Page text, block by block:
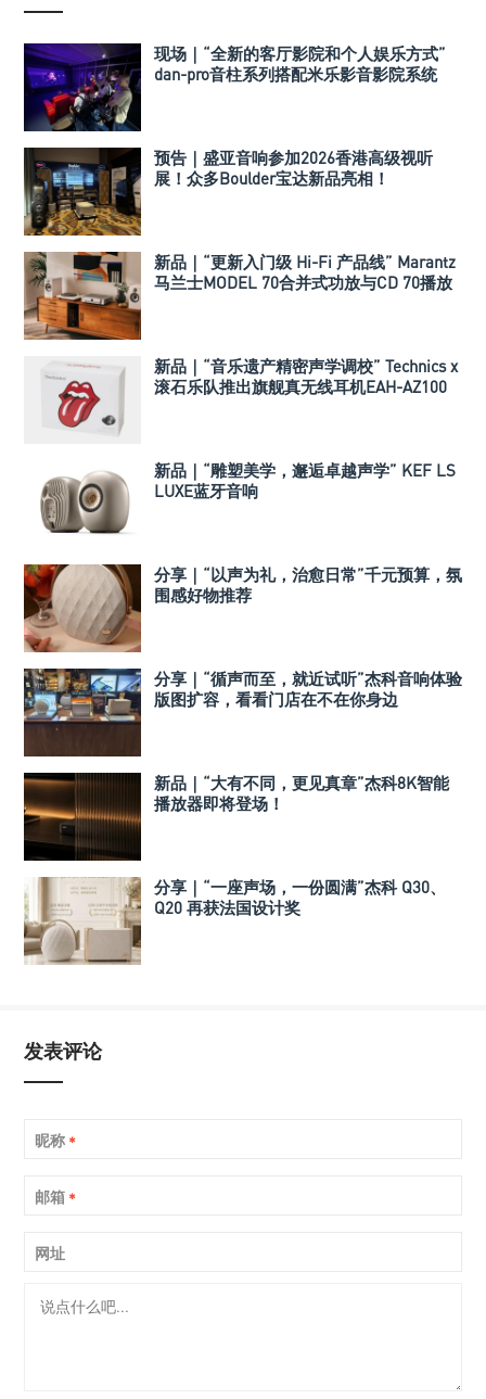
现场｜“全新的客厅影院和个人娱乐方式”
dan-pro音柱系列搭配米乐影音影院系统
预告｜盛亚音响参加2026香港高级视听
展！众多Boulder宝达新品亮相！
新品｜“更新入门级 Hi-Fi 产品线” Marantz
马兰士MODEL 70合并式功放与CD 70播放
新品｜“音乐遗产精密声学调校” Technics x
滚石乐队推出旗舰真无线耳机EAH-AZ100
新品｜“雕塑美学，邂逅卓越声学” KEF LS
LUXE蓝牙音响
分享｜“以声为礼，治愈日常”千元预算，氛
围感好物推荐
分享｜“循声而至，就近试听”杰科音响体验
版图扩容，看看门店在不在你身边
新品｜“大有不同，更见真章”杰科8K智能
播放器即将登场！
分享｜“一座声场，一份圆满”杰科 Q30、
Q20 再获法国设计奖
发表评论
昵称 *
邮箱 *
网址